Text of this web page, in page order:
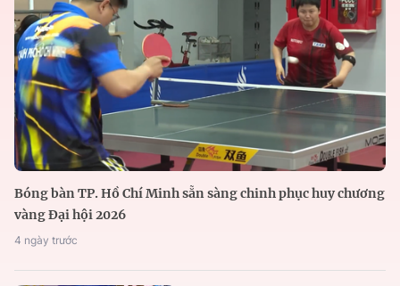
Bóng bàn TP. Hồ Chí Minh sẵn sàng chinh phục huy chương
vàng Đại hội 2026
4 ngày trước